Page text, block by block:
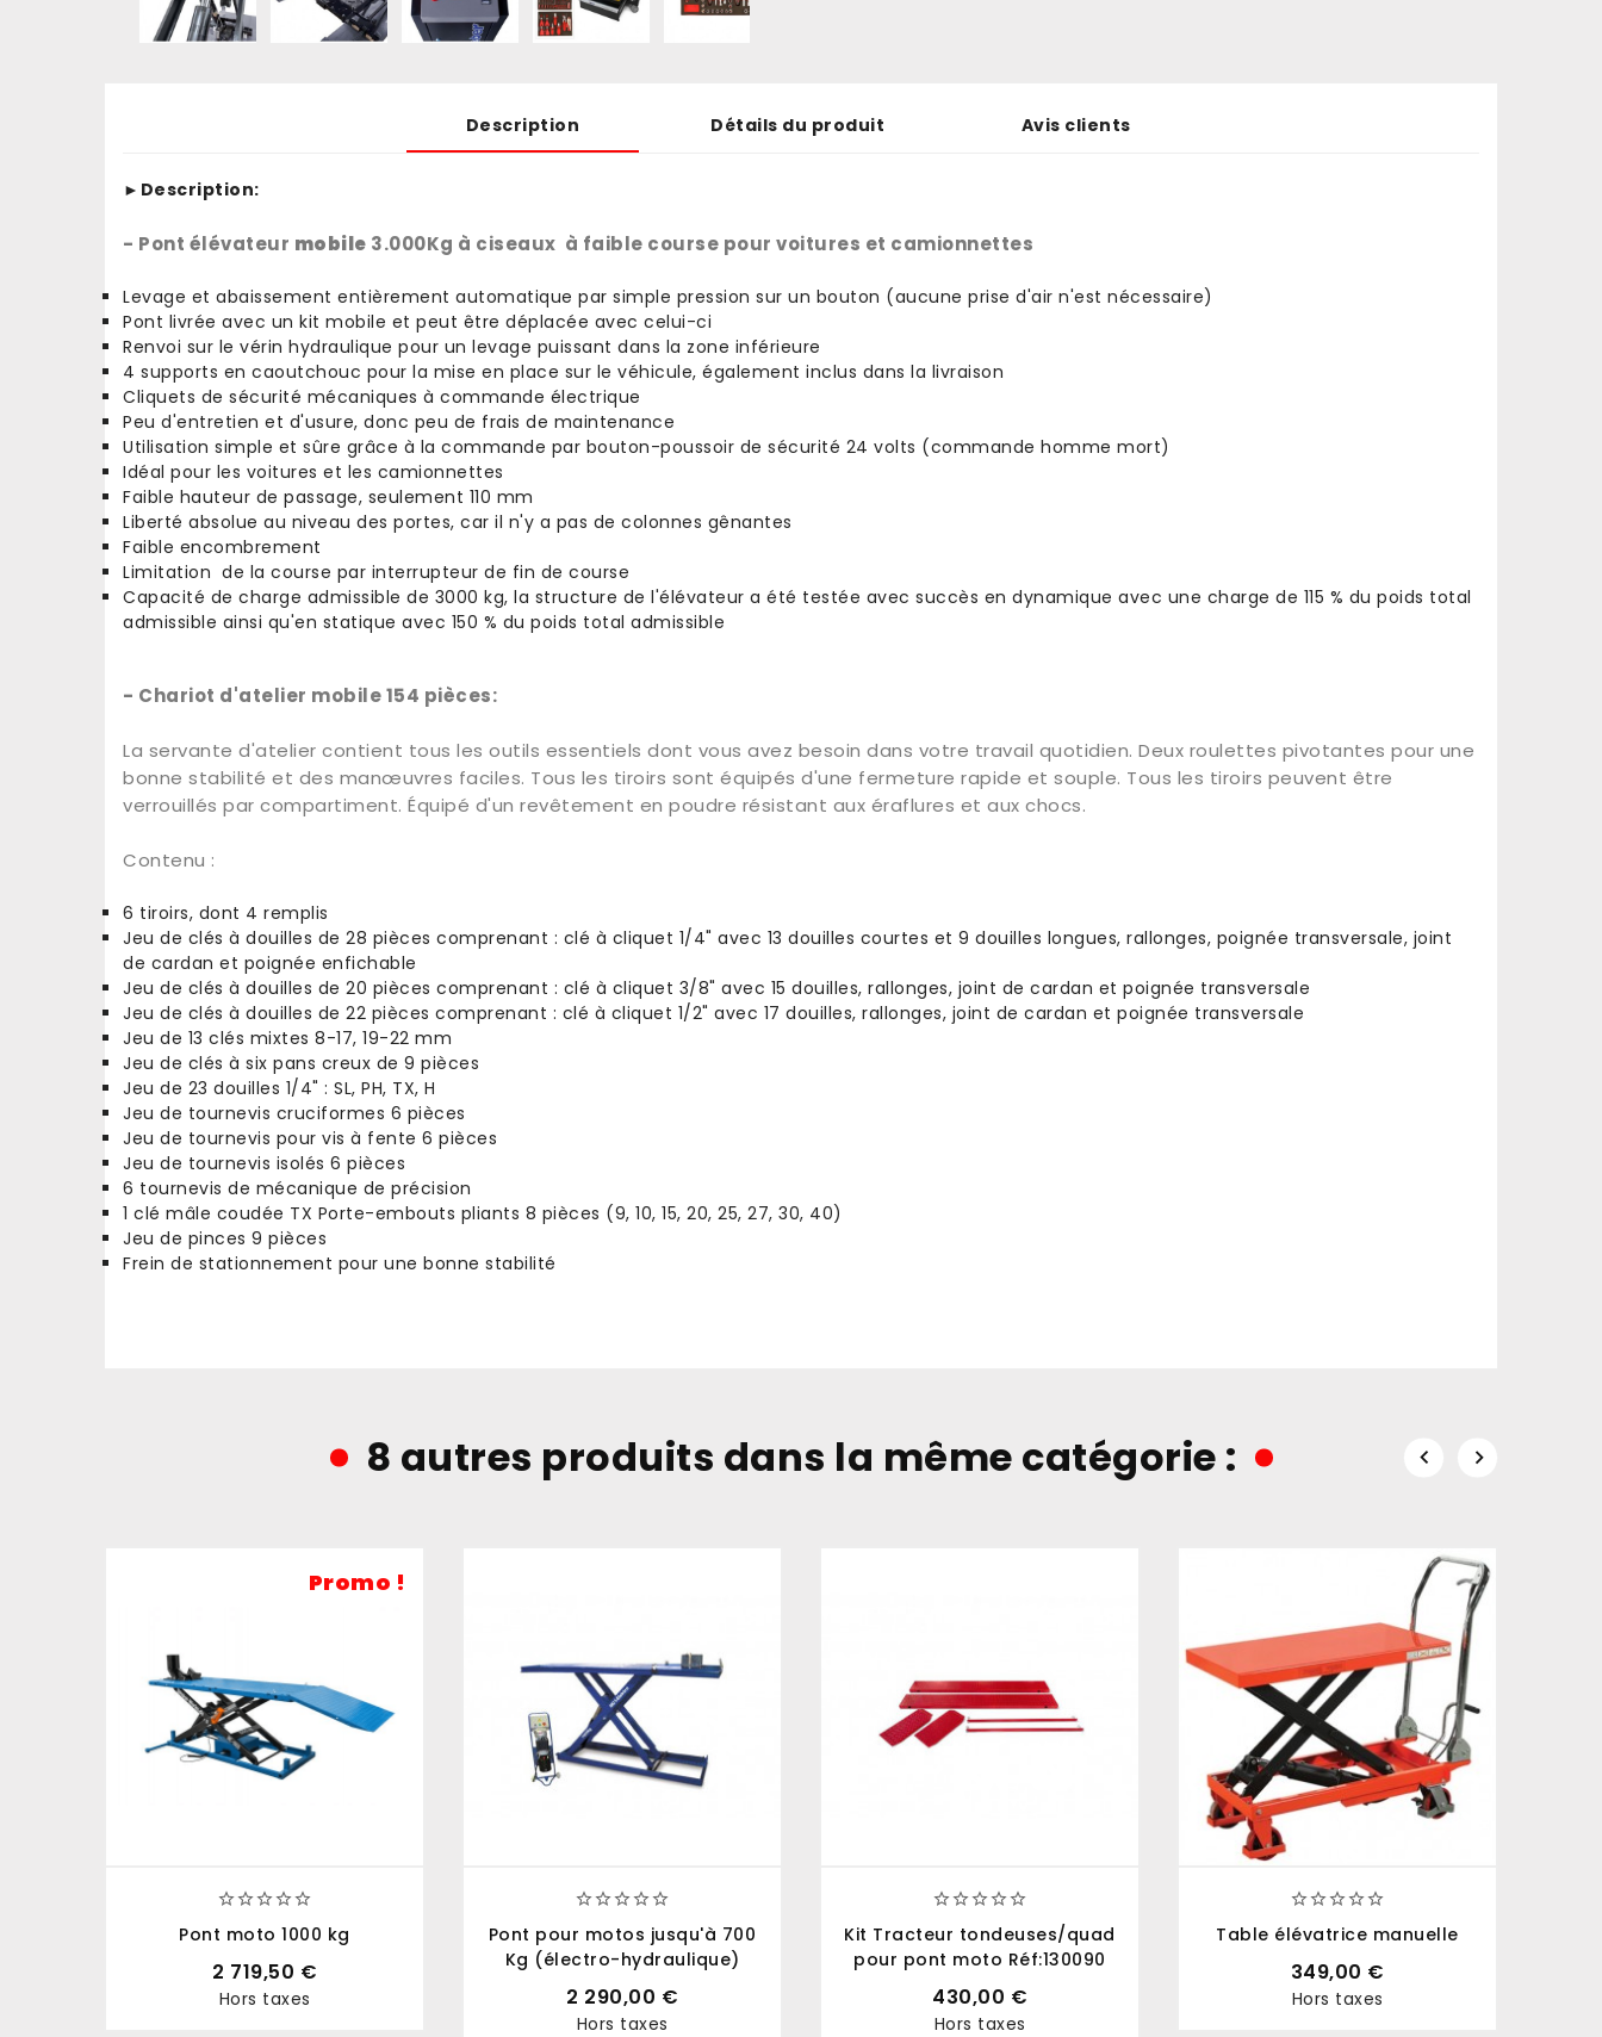
Description Détails du produit Avis clients
►Description:
- Pont élévateur mobile 3.000Kg à ciseaux à faible course pour voitures et camionnettes
Levage et abaissement entièrement automatique par simple pression sur un bouton (aucune prise d'air n'est nécessaire)
Pont livrée avec un kit mobile et peut être déplacée avec celui-ci
Renvoi sur le vérin hydraulique pour un levage puissant dans la zone inférieure
4 supports en caoutchouc pour la mise en place sur le véhicule, également inclus dans la livraison
Cliquets de sécurité mécaniques à commande électrique
Peu d'entretien et d'usure, donc peu de frais de maintenance
Utilisation simple et sûre grâce à la commande par bouton-poussoir de sécurité 24 volts (commande homme mort)
Idéal pour les voitures et les camionnettes
Faible hauteur de passage, seulement 110 mm
Liberté absolue au niveau des portes, car il n'y a pas de colonnes gênantes
Faible encombrement
Limitation de la course par interrupteur de fin de course
Capacité de charge admissible de 3000 kg, la structure de l'élévateur a été testée avec succès en dynamique avec une charge de 115 % du poids total
admissible ainsi qu'en statique avec 150 % du poids total admissible
- Chariot d'atelier mobile 154 pièces:
La servante d'atelier contient tous les outils essentiels dont vous avez besoin dans votre travail quotidien. Deux roulettes pivotantes pour une
bonne stabilité et des manœuvres faciles. Tous les tiroirs sont équipés d'une fermeture rapide et souple. Tous les tiroirs peuvent être
verrouillés par compartiment. Équipé d'un revêtement en poudre résistant aux éraflures et aux chocs.
Contenu :
6 tiroirs, dont 4 remplis
Jeu de clés à douilles de 28 pièces comprenant : clé à cliquet 1/4" avec 13 douilles courtes et 9 douilles longues, rallonges, poignée transversale, joint
de cardan et poignée enfichable
Jeu de clés à douilles de 20 pièces comprenant : clé à cliquet 3/8" avec 15 douilles, rallonges, joint de cardan et poignée transversale
Jeu de clés à douilles de 22 pièces comprenant : clé à cliquet 1/2" avec 17 douilles, rallonges, joint de cardan et poignée transversale
Jeu de 13 clés mixtes 8-17, 19-22 mm
Jeu de clés à six pans creux de 9 pièces
Jeu de 23 douilles 1/4" : SL, PH, TX, H
Jeu de tournevis cruciformes 6 pièces
Jeu de tournevis pour vis à fente 6 pièces
Jeu de tournevis isolés 6 pièces
6 tournevis de mécanique de précision
1 clé mâle coudée TX Porte-embouts pliants 8 pièces (9, 10, 15, 20, 25, 27, 30, 40)
Jeu de pinces 9 pièces
Frein de stationnement pour une bonne stabilité
8 autres produits dans la même catégorie :  
Promo !

Pont moto 1000 kg
2 719,50 €
Hors taxes

Pont pour motos jusqu'à 700
Kg (électro-hydraulique)
2 290,00 €
Hors taxes

Kit Tracteur tondeuses/quad
pour pont moto Réf:130090
430,00 €
Hors taxes

Table élévatrice manuelle
349,00 €
Hors taxes